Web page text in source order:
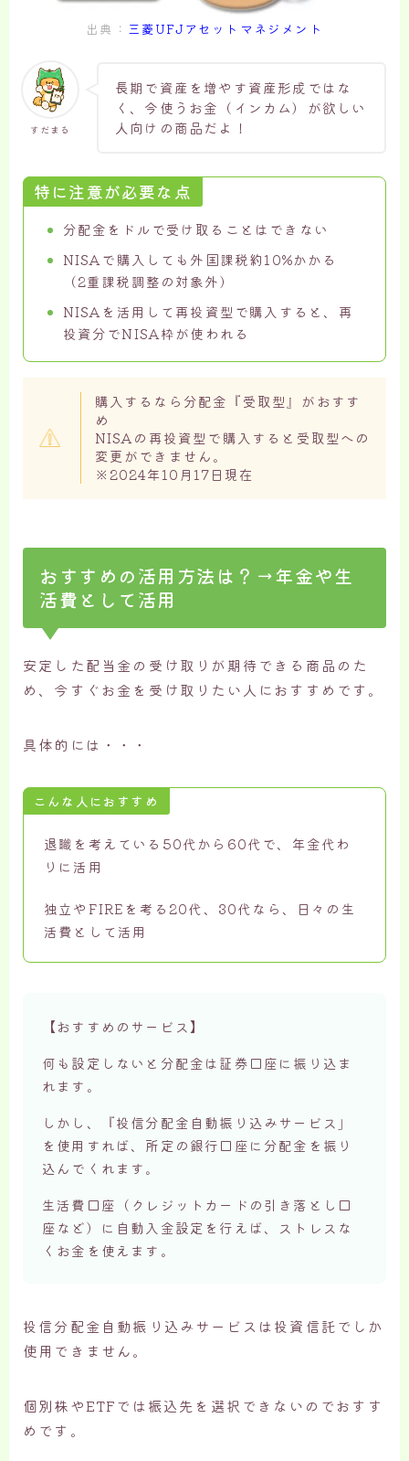
出典： 三菱UFJアセットマネジメント
すだまる
長期で資産を増やす資産形成ではな
く、今使うお金（インカム）が欲しい
人向けの商品だよ！
特に注意が必要な点
分配金をドルで受け取ることはできない
NISAで購入しても外国課税約10%かかる
（2重課税調整の対象外）
NISAを活用して再投資型で購入すると、再
投資分でNISA枠が使われる
購入するなら分配金『受取型』がおすす
め
NISAの再投資型で購入すると受取型への
変更ができません。
※2024年10月17日現在
おすすめの活用方法は？→年金や生
活費として活用
安定した配当金の受け取りが期待できる商品のた
め、今すぐお金を受け取りたい人におすすめです。
具体的には・・・
こんな人におすすめ
退職を考えている50代から60代で、年金代わ
りに活用
独立やFIREを考る20代、30代なら、日々の生
活費として活用
【おすすめのサービス】
何も設定しないと分配金は証券口座に振り込ま
れます。
しかし、『投信分配金自動振り込みサービス」
を使用すれば、所定の銀行口座に分配金を振り
込んでくれます。
生活費口座（クレジットカードの引き落とし口
座など）に自動入金設定を行えば、ストレスな
くお金を使えます。
投信分配金自動振り込みサービスは投資信託でしか
使用できません。
個別株やETFでは振込先を選択できないのでおすす
めです。